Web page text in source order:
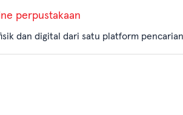
perpustakaan
dan digital dari satu platform